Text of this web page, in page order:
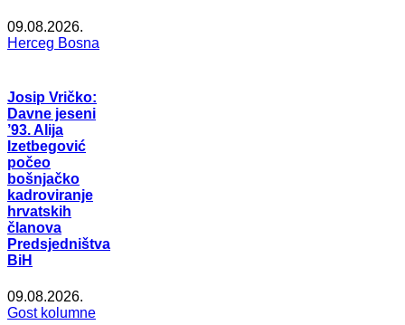
09.08.2026.
Herceg Bosna
Josip Vričko:
Davne jeseni
’93. Alija
Izetbegović
počeo
bošnjačko
kadroviranje
hrvatskih
članova
Predsjedništva
BiH
09.08.2026.
Gost kolumne